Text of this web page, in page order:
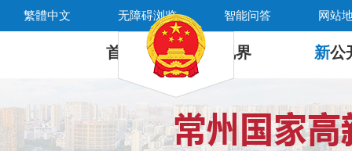
繁體中文 无障碍浏览 智能问答 网站
首 页 新 视界 新公